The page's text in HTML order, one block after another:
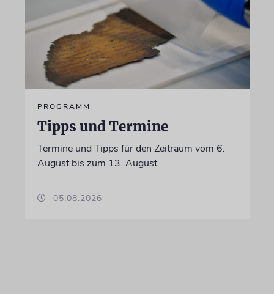
PROGRAMM
Tipps und Termine
Termine und Tipps für den Zeitraum vom 6.
August bis zum 13. August
05.08.2026